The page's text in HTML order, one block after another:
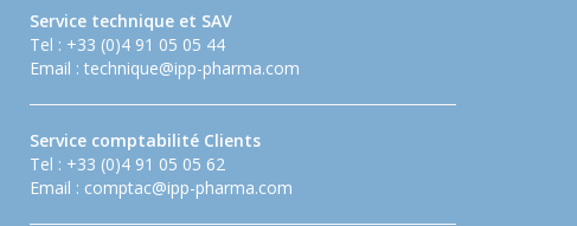
Service technique et SAV
Tel : +33 (0)4 91 05 05 44
Email : technique@ipp-pharma.com
Service comptabilité Clients
Tel : +33 (0)4 91 05 05 62
Email : comptac@ipp-pharma.com